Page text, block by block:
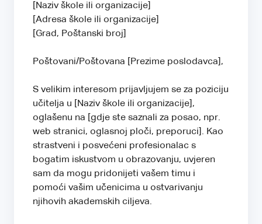
[Naziv škole ili organizacije]
[Adresa škole ili organizacije]
[Grad, Poštanski broj]
Poštovani/Poštovana [Prezime poslodavca],
S velikim interesom prijavljujem se za poziciju
učitelja u [Naziv škole ili organizacije],
oglašenu na [gdje ste saznali za posao, npr.
web stranici, oglasnoj ploči, preporuci]. Kao
strastveni i posvećeni profesionalac s
bogatim iskustvom u obrazovanju, uvjeren
sam da mogu pridonijeti vašem timu i
pomoći vašim učenicima u ostvarivanju
njihovih akademskih ciljeva.